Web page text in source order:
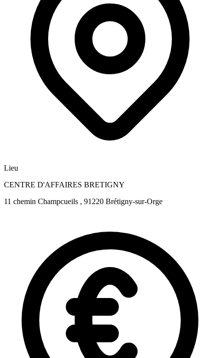
Lieu
CENTRE D'AFFAIRES BRETIGNY
11 chemin Champcueils , 91220 Brétigny-sur-Orge